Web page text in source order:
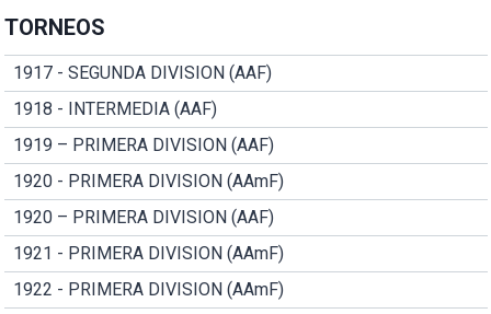
TORNEOS
1917 - SEGUNDA DIVISION (AAF)
1918 - INTERMEDIA (AAF)
1919 – PRIMERA DIVISION (AAF)
1920 - PRIMERA DIVISION (AAmF)
1920 – PRIMERA DIVISION (AAF)
1921 - PRIMERA DIVISION (AAmF)
1922 - PRIMERA DIVISION (AAmF)